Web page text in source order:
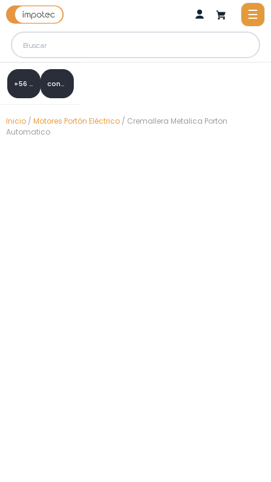
+56 9 8288 0307 contacto@impotec.cl
Inicio / Motores Portón Eléctrico / Cremallera Metalica Porton
Automatico